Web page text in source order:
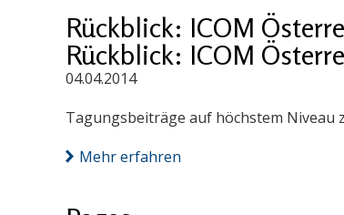
Rückblick: ICOM
Rückblick: ICOM
04.04.2014
Tagungsbeiträge auf höchstem
Mehr erfahren